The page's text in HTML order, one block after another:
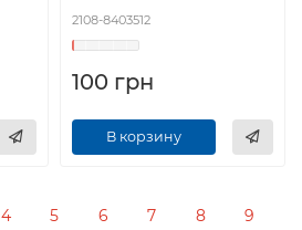
2108-8403512
100 грн
В корзину
4 5 6 7 8 9